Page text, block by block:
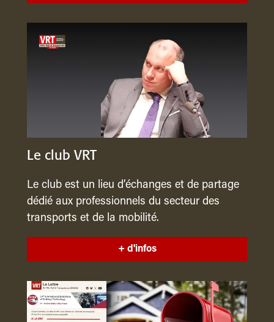
Le club VRT
Le club est un lieu d’échanges et de partage
dédié aux professionnels du secteur des
transports et de la mobilité.
+ d'infos